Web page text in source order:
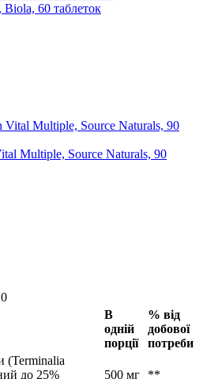
Biola, 60 таблеток
Multiple, Source Naturals, 90
В
одній
порції
% від
добової
потреби
(Terminalia
до 25%
500 мг **